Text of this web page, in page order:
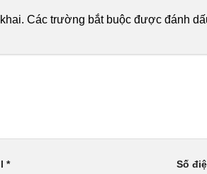
Các trường bắt buộc được đánh
* Số